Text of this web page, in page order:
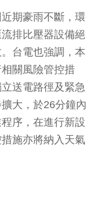
期豪雨不斷，環
排比壓器設備絕
台電也強調，本
關風險管控措
送電路徑及緊急
大，於26分鐘內
序，在進行新設
施亦將納入天氣